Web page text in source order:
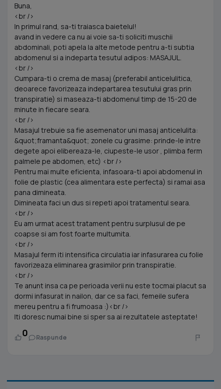
Buna,
<br />
In primul rand, sa-ti traiasca baietelul!
avand in vedere ca nu ai voie sa-ti soliciti muschii
abdominali, poti apela la alte metode pentru a-ti subtia
abdomenul si a indeparta tesutul adipos: MASAJUL.
<br />
Cumpara-ti o crema de masaj (preferabil anticelulitica,
deoarece favorizeaza indepartarea tesutului gras prin
transpiratie) si maseaza-ti abdomenul timp de 15-20 de
minute in fiecare seara.
<br />
Masajul trebuie sa fie asemenator uni masaj anticelulita:
&quot;framanta&quot; zonele cu grasime: prinde-le intre
degete apoi elibereaza-le, ciupeste-le usor , plimba ferm
palmele pe abdomen, etc) <br />
Pentru mai multe eficienta, infasoara-ti apoi abdomenul in
folie de plastic (cea alimentara este perfecta) si ramai asa
pana dimineata.
Dimineata faci un dus si repeti apoi tratamentul seara.
<br />
Eu am urmat acest tratament pentru surplusul de pe
coapse si am fost foarte multumita.
<br />
Masajul ferm iti intensifica circulatia iar infasurarea cu folie
favorizeaza eliminarea grasimilor prin transpiratie.
<br />
Te anunt insa ca pe perioada verii nu este tocmai placut sa
dormi infasurat in nailon, dar ce sa faci, femeile sufera
mereu pentru a fi frumoasa :)<br />
Iti doresc numai bine si sper sa ai rezultatele asteptate!
0 Raspunde